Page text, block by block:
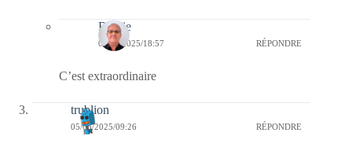
Bernie
06/06/2025/18:57 RÉPONDRE
C’est extraordinaire
trublion
05/06/2025/09:26 RÉPONDRE